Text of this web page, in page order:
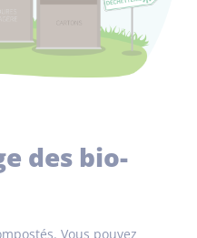
des bio-
Vous pouvez